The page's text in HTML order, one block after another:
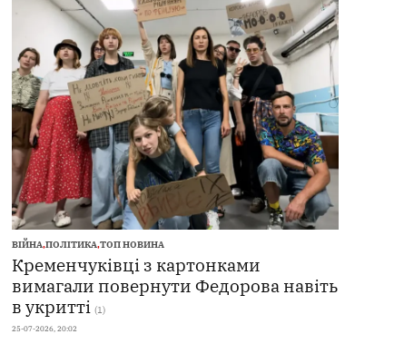
ВІЙНА,ПОЛІТИКА,ТОП НОВИНА
Кременчуківці з картонками
вимагали повернути Федорова навіть
в укритті (1)
25-07-2026, 20:02